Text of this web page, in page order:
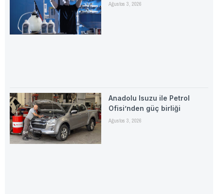
Ağustos 3, 2026
Anadolu Isuzu ile Petrol
Ofisi’nden güç birliği
Ağustos 3, 2026